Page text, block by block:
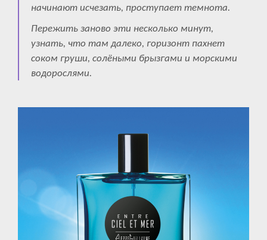
начинают исчезать, проступает темнота.
Пережить заново эти несколько минут,
узнать, что там далеко, горизонт пахнет
соком груши, солёными брызгами и морскими
водорослями.